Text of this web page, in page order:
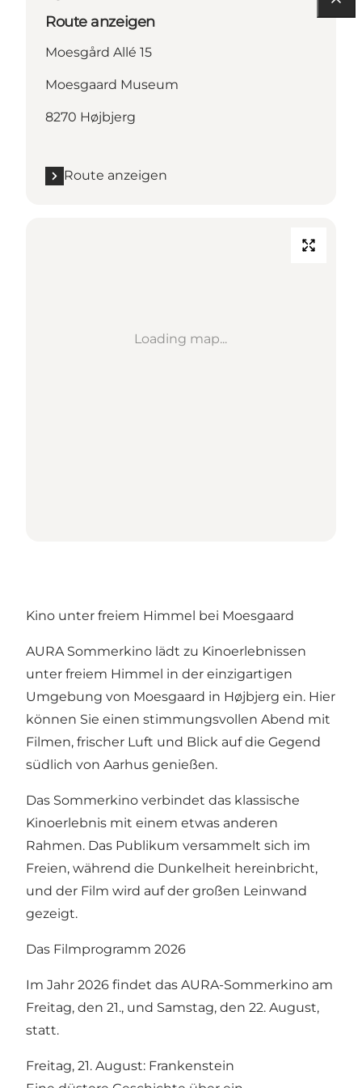
Route anzeigen
Moesgård Allé 15
Moesgaard Museum
8270 Højbjerg
Route anzeigen
Loading map...
Kino unter freiem Himmel bei Moesgaard
AURA Sommerkino lädt zu Kinoerlebnissen
unter freiem Himmel in der einzigartigen
Umgebung von Moesgaard in Højbjerg ein. Hier
können Sie einen stimmungsvollen Abend mit
Filmen, frischer Luft und Blick auf die Gegend
südlich von Aarhus genießen.
Das Sommerkino verbindet das klassische
Kinoerlebnis mit einem etwas anderen
Rahmen. Das Publikum versammelt sich im
Freien, während die Dunkelheit hereinbricht,
und der Film wird auf der großen Leinwand
gezeigt.
Das Filmprogramm 2026
Im Jahr 2026 findet das AURA-Sommerkino am
Freitag, den 21., und Samstag, den 22. August,
statt.
Freitag, 21. August: Frankenstein